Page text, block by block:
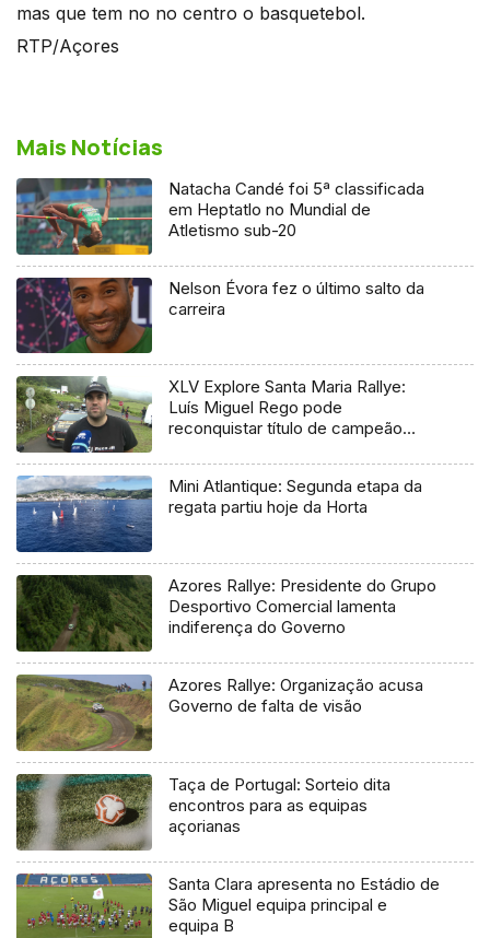
mas que tem no no centro o basquetebol.
RTP/Açores
Mais Notícias
Natacha Candé foi 5ª classificada
em Heptatlo no Mundial de
Atletismo sub-20
Nelson Évora fez o último salto da
carreira
XLV Explore Santa Maria Rallye:
Luís Miguel Rego pode
reconquistar título de campeão
Mini Atlantique: Segunda etapa da
regata partiu hoje da Horta
Azores Rallye: Presidente do Grupo
Desportivo Comercial lamenta
indiferença do Governo
Azores Rallye: Organização acusa
Governo de falta de visão
Taça de Portugal: Sorteio dita
encontros para as equipas
açorianas
Santa Clara apresenta no Estádio de
São Miguel equipa principal e
equipa B